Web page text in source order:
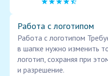
Работа с логотипом
Работа с логотипом
в шапке нужно изменить
логотип, сохраняя при
и разрешение.